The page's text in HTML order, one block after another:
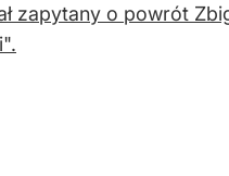
zapytany o powrót